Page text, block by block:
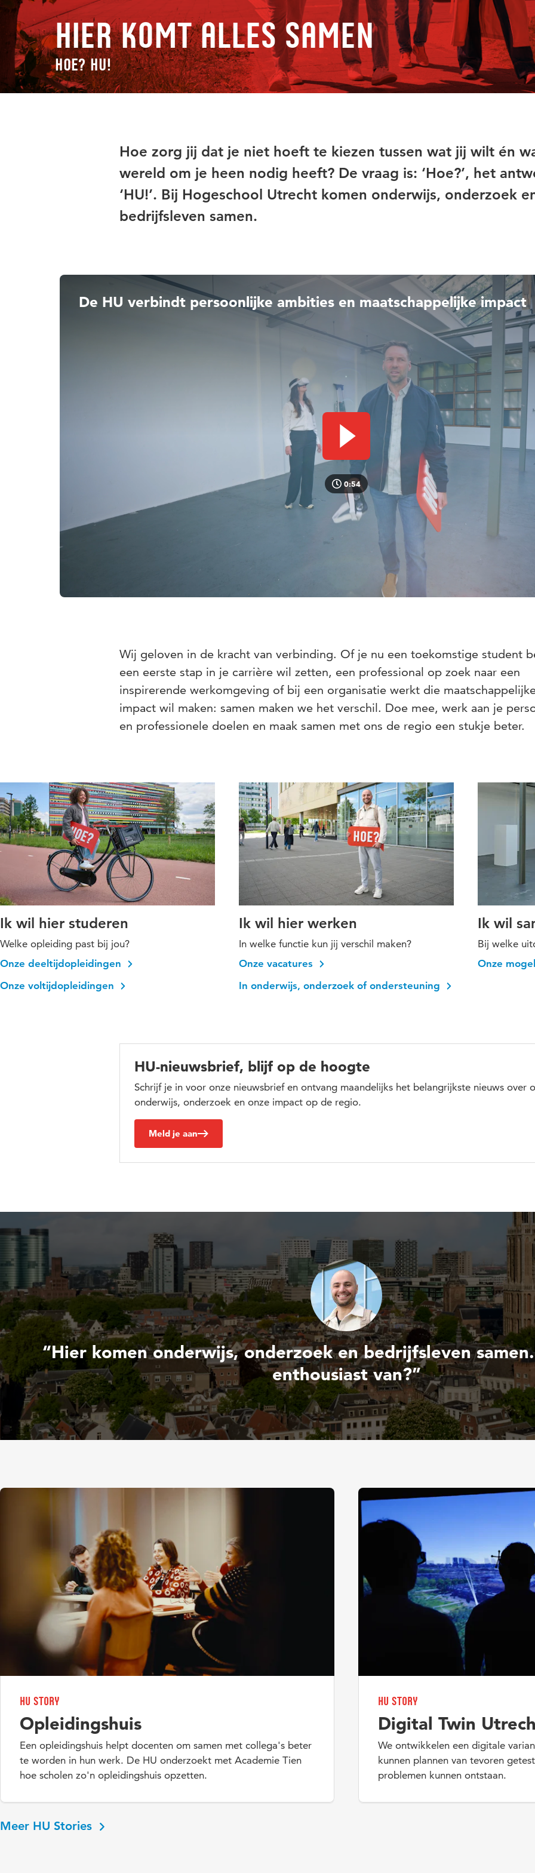
Hier komt alles samen
Hoe? HU!
Hoe zorg jij dat je niet hoeft te kiezen tussen wat jij wilt én
wereld om je heen nodig heeft? De vraag is: ‘Hoe?’, het
‘HU!’. Bij Hogeschool Utrecht komen onderwijs, onderzoek
bedrijfsleven samen.
De HU verbindt persoonlijke ambities en maatschappelijke impact
Video afspelen
0:54
Wij geloven in de kracht van verbinding. Of je nu een toekomstige student
een eerste stap in je carrière wil zetten, een professional op zoek naar een
inspirerende werkomgeving of bij een organisatie werkt die
impact wil maken: samen maken we het verschil. Doe mee, werk aan je
en professionele doelen en maak samen met ons de regio een stukje beter.
Ik wil hier studeren
Welke opleiding past bij jou?
Onze deeltijdopleidingen
Onze voltijdopleidingen
Ik wil hier werken
In welke functie kun jij verschil maken?
Onze vacatures
In onderwijs, onderzoek of ondersteuning
Ik wil
Bij welke
Onze
HU-nieuwsbrief, blijf op de hoogte
Schrijf je in voor onze nieuwsbrief en ontvang maandelijks het belangrijkste nieuws over
onderwijs, onderzoek en onze impact op de regio.
Meld je aan
“Hier komen onderwijs, onderzoek en bedrijfsleven
enthousiast van?”
Opleidingshuis
HU Story
Een opleidingshuis helpt docenten om samen met collega's beter
te worden in hun werk. De HU onderzoekt met Academie Tien
hoe scholen zo'n opleidingshuis opzetten.
Digital Twin
HU Story
We ontwikkelen een digitale
kunnen plannen van tevoren
problemen kunnen ontstaan.
Meer HU Stories